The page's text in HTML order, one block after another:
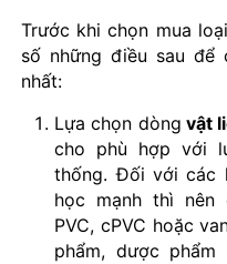
Trước khi chọn mua
số những điều sau để
nhất:
Lựa chọn dòng vật
cho phù hợp với
thống. Đối với các
học mạnh thì nên
PVC, cPVC hoặc
phẩm, dược